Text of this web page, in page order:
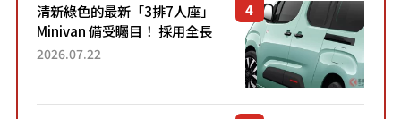
清新綠色的最新「3排7人座」
Minivan 備受矚目！ 採用全長
4.7公尺剛剛好的車身尺寸與
2026.07.22